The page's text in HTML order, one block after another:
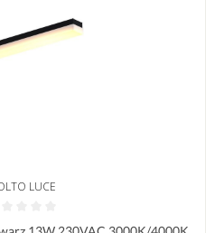
LUCE
0 von 5 Sternen